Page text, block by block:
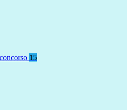
15